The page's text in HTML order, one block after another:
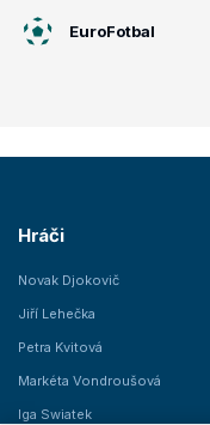
EuroFotbal
Hráči
Novak Djokovič
Jiří Lehečka
Petra Kvitová
Markéta Vondroušová
Iga Swiatek